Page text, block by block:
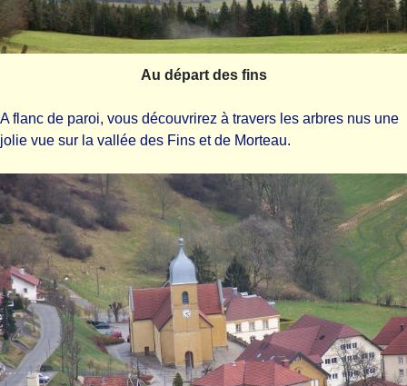
Au départ des fins
A flanc de paroi, vous découvrirez à travers les arbres nus une
jolie vue sur la vallée des Fins et de Morteau.